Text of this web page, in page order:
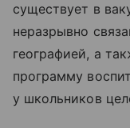
существует в
неразрывно
географией, а
программу
у школьников